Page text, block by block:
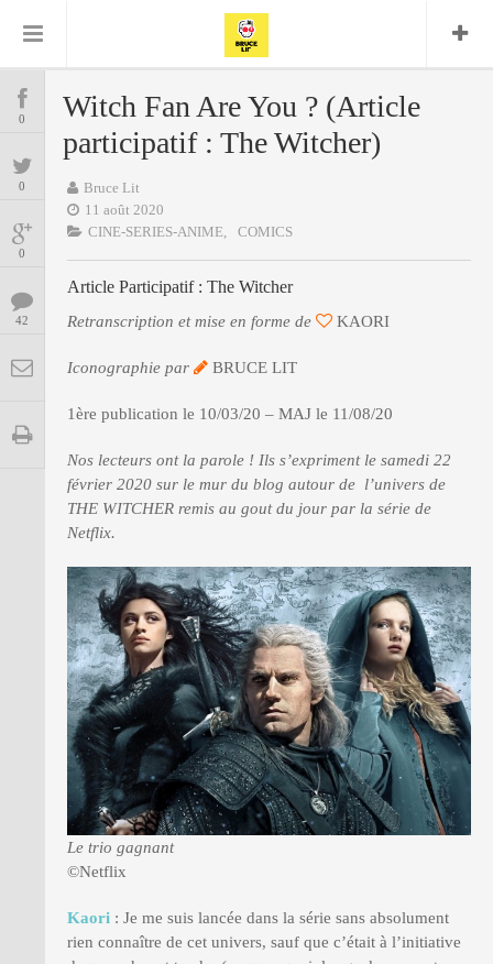
COMICS
MANGAS
BD
ENCYCLOPEGEEK
CINE-SERIES-ANIME
MUSIQUE
LA BRUCE TEAM : SAISON 13
0
0
0
42
Witch Fan Are You ? (Article
participatif : The Witcher)
Bruce Lit
11 août 2020
CINE-SERIES-ANIME,
COMICS
Article Participatif : The Witcher
Retranscription et mise en forme de KAORI
Iconographie par BRUCE LIT
1ère publication le 10/03/20 – MAJ le 11/08/20
Nos lecteurs ont la parole ! Ils s’expriment le samedi 22
février 2020 sur le mur du blog autour de l’univers de
THE WITCHER remis au gout du jour par la série de
Netflix.
Le trio gagnant
©Netflix
Kaori : Je me suis lancée dans la série sans absolument
rien connaître de cet univers, sauf que c’était à l’initiative
Comics
Daredevil Dark Horse
Delcourt
Encyclopegeek Figure
Replay
Glénat Graphic Novel
Independants JB Vu Van
Nguyen
Marvel Mattie boy Musique
Panini Patrick Faivre Presse
Présence Punisher Rock Semic
Tornado Urban Vertigo xmen